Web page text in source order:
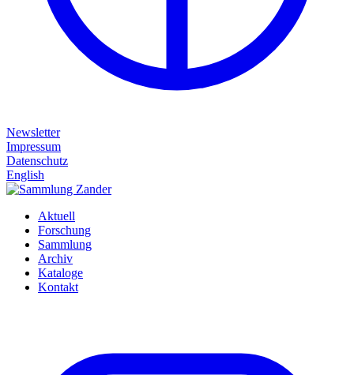
Newsletter
Impressum
Datenschutz
English
Aktuell
Forschung
Sammlung
Archiv
Kataloge
Kontakt